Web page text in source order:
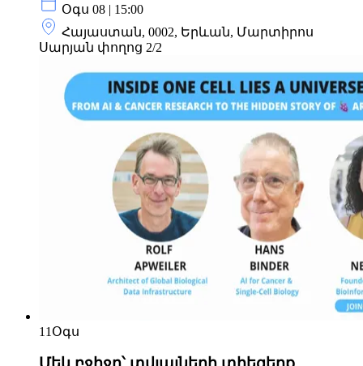
Օգս 08 | 15:00
Հայաստան, 0002, Երևան, Մարտիրոս
Սարյան փողոց 2/2
11 Օգս